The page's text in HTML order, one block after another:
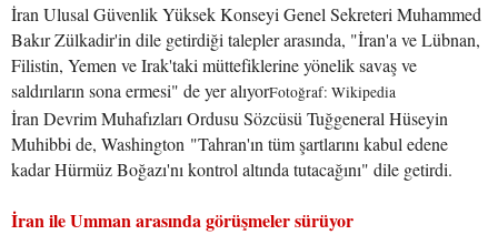
İran Ulusal Güvenlik Yüksek Konseyi Genel Sekreteri Muhammed
Bakır Zülkadir'in dile getirdiği talepler arasında, "İran'a ve Lübnan,
Filistin, Yemen ve Irak'taki müttefiklerine yönelik savaş ve
saldırıların sona ermesi" de yer alıyorFotoğraf: Wikipedia
İran Devrim Muhafızları Ordusu Sözcüsü Tuğgeneral Hüseyin
Muhibbi de, Washington "Tahran'ın tüm şartlarını kabul edene
kadar Hürmüz Boğazı'nı kontrol altında tutacağını" dile getirdi.
İran ile Umman arasında görüşmeler sürüyor